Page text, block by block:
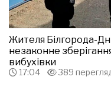
Жителя Білгорода-
незаконне
вибухівки
17:04 389